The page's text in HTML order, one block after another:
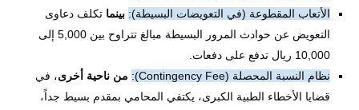
الأتعاب المقطوعة (في التعويضات البسيطة): بينما تكلف دعاوى
التعويض عن حوادث المرور البسيطة مبالغ تتراوح بين 5,000 إلى
10,000 ريال تدفع على دفعات.
نظام النسبة المحصلة (Contingency Fee):
من ناحية أخرى، في
قضايا الأخطاء الطبية الكبرى، يكتفي المحامي بمقدم بسيط جداً،